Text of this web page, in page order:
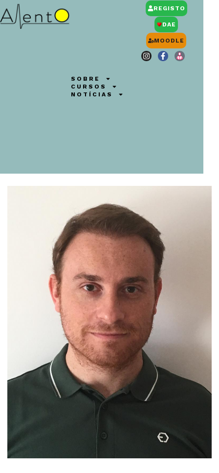
SOBRE
CURSOS
NOTÍCIAS
REGISTO
DAE
MOODLE